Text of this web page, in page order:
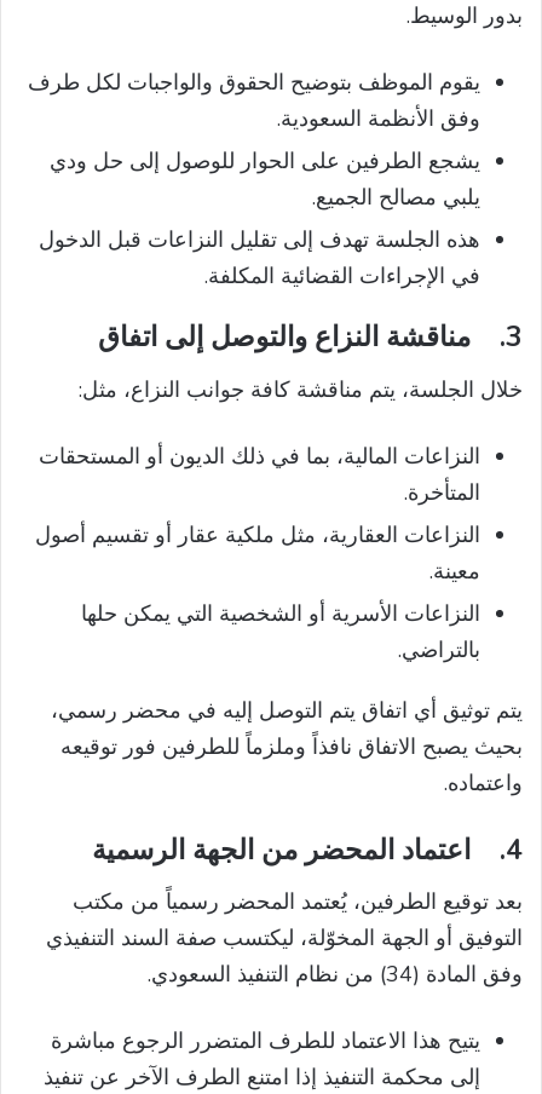
بدور الوسيط.
يقوم الموظف بتوضيح الحقوق والواجبات لكل طرف
وفق الأنظمة السعودية.
يشجع الطرفين على الحوار للوصول إلى حل ودي
يلبي مصالح الجميع.
هذه الجلسة تهدف إلى تقليل النزاعات قبل الدخول
في الإجراءات القضائية المكلفة.
3. مناقشة النزاع والتوصل إلى اتفاق
خلال الجلسة، يتم مناقشة كافة جوانب النزاع، مثل:
النزاعات المالية، بما في ذلك الديون أو المستحقات
المتأخرة.
النزاعات العقارية، مثل ملكية عقار أو تقسيم أصول
معينة.
النزاعات الأسرية أو الشخصية التي يمكن حلها
بالتراضي.
يتم توثيق أي اتفاق يتم التوصل إليه في محضر رسمي،
بحيث يصبح الاتفاق نافذاً وملزماً للطرفين فور توقيعه
واعتماده.
4. اعتماد المحضر من الجهة الرسمية
بعد توقيع الطرفين، يُعتمد المحضر رسمياً من مكتب
التوفيق أو الجهة المخوّلة، ليكتسب صفة السند التنفيذي
وفق المادة (34) من نظام التنفيذ السعودي.
يتيح هذا الاعتماد للطرف المتضرر الرجوع مباشرة
إلى محكمة التنفيذ إذا امتنع الطرف الآخر عن تنفيذ